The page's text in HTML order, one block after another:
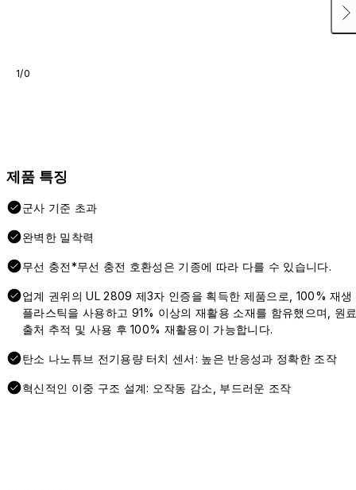
1/0
제품 특징
군사 기준 초과
완벽한 밀착력
무선 충전*무선 충전 호환성은 기종에 따라 다를 수 있습니다.
업계 권위의 UL 2809 제3자 인증을 획득한 제품으로, 100% 재생
플라스틱을 사용하고 91% 이상의 재활용 소재를 함유했으며, 원
출처 추적 및 사용 후 100% 재활용이 가능합니다.
탄소 나노튜브 전기용량 터치 센서: 높은 반응성과 정확한 조작
혁신적인 이중 구조 설계: 오작동 감소, 부드러운 조작